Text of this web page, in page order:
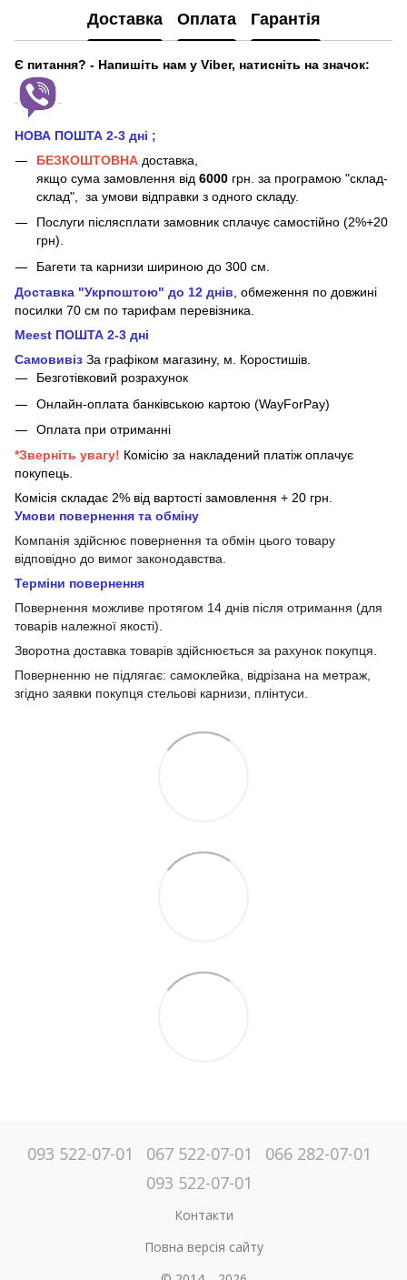
Доставка Оплата Гарантія
Є питання? - Напишіть нам у Viber, натисніть на значок:
НОВА ПОШТА 2-3 дні ;
БЕЗКОШТОВНА доставка,
якщо сума замовлення від 6000 грн. за програмою "склад-
склад", за умови відправки з одного складу.
Послуги післясплати замовник сплачує самостійно (2%+20
грн).
Багети та карнизи шириною до 300 см.
Доставка "Укрпоштою" до 12 днів , обмеження по довжині
посилки 70 см по тарифам перевізника.
Meest ПОШТА 2-3 дні
Самовивіз За графіком магазину, м.
Коростишів.
Безготівковий розрахунок
Онлайн-оплата банківською картою (WayForPay)
Оплата при отриманні
*Зверніть увагу! Комісію за накладений платіж оплачує
покупець.
Комісія складає 2% від вартості замовлення + 20 грн.
Умови повернення та обміну
Компанія здійснює повернення та обмін цього товару
відповідно до вимог законодавства.
Терміни повернення
Повернення можливе протягом 14 днів після отримання (для
товарів належної якості).
Зворотна доставка товарів здійснюється за рахунок покупця.
Поверненню не підлягає: самоклейка, відрізана на метраж,
згідно заявки покупця стельові карнизи, плінтуси.
093 522-07-01 067 522-07-01
066 282-07-01
093 522-07-01
Контакти
Повна версія сайту